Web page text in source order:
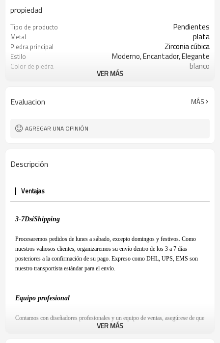
propiedad
Tipo de producto Pendientes
Metal plata
Piedra principal Zirconia cúbica
Estilo Moderno, Encantador, Elegante
Color de piedra blanco
VER MÁS
Evaluacion MÁS
AGREGAR UNA OPINIÓN
Descripción
Ventajas
3-7DsíShipping
Procesaremos pedidos de lunes a sábado, excepto domingos y festivos. Como
nuestros valiosos clientes, organizaremos su envío dentro de los 3 a 7 días
posteriores a la confirmación de su pago. Expreso como DHL, UPS, EMS son
nuestro transportista estándar para el envío.
Equipo profesional
Contamos con diseñadores profesionales y un equipo de ventas, asegúrese de que
esté satisfecho con nuestro producto y tenga una experiencia de compra
VER MÁS